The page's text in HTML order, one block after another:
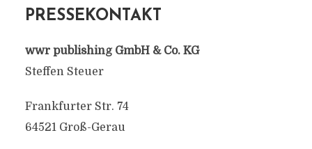
PRESSEKONTAKT
wwr publishing GmbH & Co. KG
Steffen Steuer
Frankfurter Str. 74
64521 Groß-Gerau